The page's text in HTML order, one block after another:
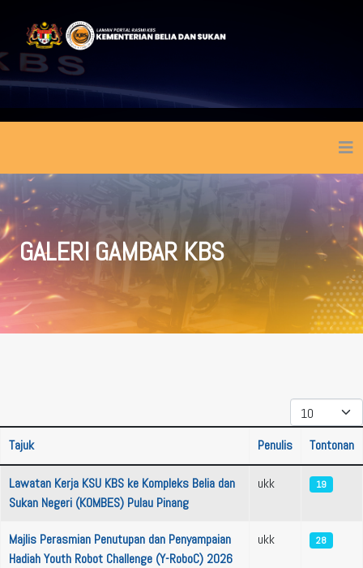
GALERI GAMBAR KBS
Papar #
Tajuk Penulis Tontonan
Lawatan Kerja KSU KBS ke Kompleks Belia dan
Sukan Negeri (KOMBES) Pulau Pinang
ukk 19
Majlis Perasmian Penutupan dan Penyampaian
Hadiah Youth Robot Challenge (Y-RoboC) 2026
ukk 28